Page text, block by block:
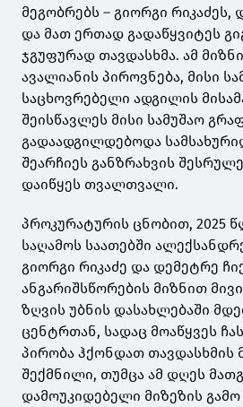
მეგობრებს – გიორგი რიკაძეს,
და მათ ერთად გადაწყვიტეს
ჯგუფურად თავდასხმა. ამ
ავალიანის პიროვნება, მისი
საცხოვრებელი ადგილის
შეისწავლეს მისი სამუშაო
გადაადგილდებოდა
შეარჩიეს განზრახვის
დაიწყეს თვალთვალი.
პროკურატურის ცნობით, 2025
საღამოს საათებში
გიორგი რიკაძე და დემეტრე
ანგარიშსწორების მიზნით
ზღვის უბნის დასახლებაში
ცენტრთან, სადაც მოაწყვეს
პირობა ჰქონდათ თავდასხმის
შექმნილი, თუმცა ამ დღეს
დამოუკიდებელი მიზეზის გამო